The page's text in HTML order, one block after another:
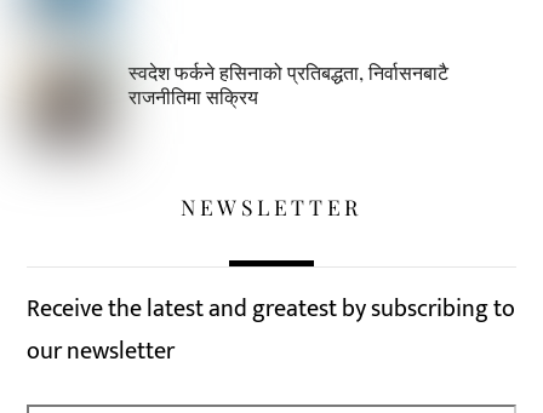
स्वदेश फर्कने हसिनाको प्रतिबद्धता, निर्वासनबाटै
राजनीतिमा सक्रिय
NEWSLETTER
Receive the latest and greatest by subscribing to
our newsletter